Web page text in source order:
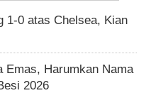
1-0 atas Chelsea, Kian
Emas, Harumkan Nama
2026